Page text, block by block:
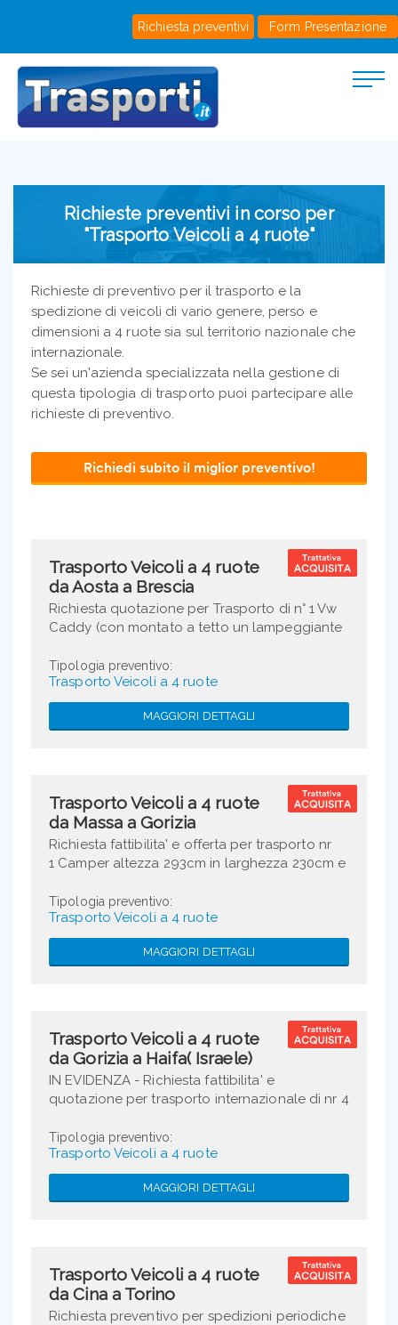
Richiesta preventivi Form Presentazione
Richieste preventivi in corso per
"Trasporto Veicoli a 4 ruote"
Richieste di preventivo per il trasporto e la
spedizione di veicoli di vario genere, perso e
dimensioni a 4 ruote sia sul territorio nazionale che
internazionale.
Se sei un'azienda specializzata nella gestione di
questa tipologia di trasporto puoi partecipare alle
richieste di preventivo.
Richiedi subito il miglior preventivo!
Trasporto Veicoli a 4 ruote
da Aosta a Brescia
Richiesta quotazione per Trasporto di n° 1 Vw
Caddy (con montato a tetto un lampeggiante
mm) daTraforo Del Monte Bianco, ...
Tipologia preventivo:
Trasporto Veicoli a 4 ruote
MAGGIORI DETTAGLI
Trasporto Veicoli a 4 ruote
da Massa a Gorizia
Richiesta fattibilita' e offerta per trasporto nr
1 Camper altezza 293cm in larghezza 230cm e
rotto. Il veicolo va spedito da ...
Tipologia preventivo:
Trasporto Veicoli a 4 ruote
MAGGIORI DETTAGLI
Trasporto Veicoli a 4 ruote
da Gorizia a Haifa( Israele)
IN EVIDENZA - Richiesta fattibilita' e
quotazione per trasporto internazionale di nr 4
peso totale 26 tonnellate . Resa Fob ...
Tipologia preventivo:
Trasporto Veicoli a 4 ruote
MAGGIORI DETTAGLI
Trasporto Veicoli a 4 ruote
da Cina a Torino
Richiesta preventivo per spedizioni periodiche